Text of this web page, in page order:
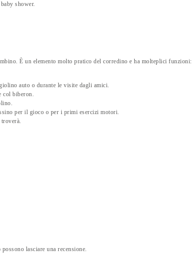
shower.
È un elemento molto pratico del corredino e ha molteplici funzioni:
auto o durante le visite dagli amici.
col biberon.
per il gioco o per i primi esercizi motori.
lasciare una recensione.